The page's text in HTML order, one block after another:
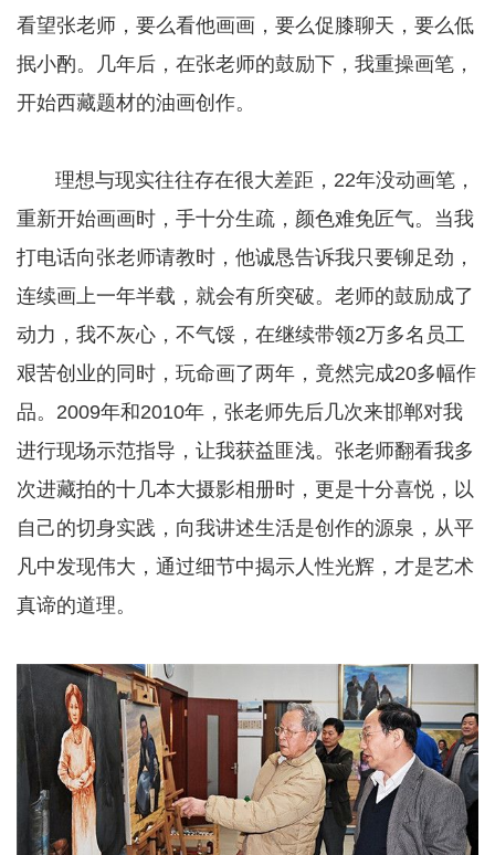
看望张老师，要么看他画画，要么促膝聊天，要么低
抿小酌。几年后，在张老师的鼓励下，我重操画笔，
开始西藏题材的油画创作。
理想与现实往往存在很大差距，22年没动画笔，
重新开始画画时，手十分生疏，颜色难免匠气。当我
打电话向张老师请教时，他诚恳告诉我只要铆足劲，
连续画上一年半载，就会有所突破。老师的鼓励成了
动力，我不灰心，不气馁，在继续带领2万多名员工
艰苦创业的同时，玩命画了两年，竟然完成20多幅作
品。2009年和2010年，张老师先后几次来邯郸对我
进行现场示范指导，让我获益匪浅。张老师翻看我多
次进藏拍的十几本大摄影相册时，更是十分喜悦，以
自己的切身实践，向我讲述生活是创作的源泉，从平
凡中发现伟大，通过细节中揭示人性光辉，才是艺术
真谛的道理。